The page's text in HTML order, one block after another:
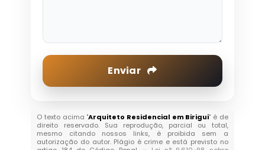
Enviar
O texto acima "Arquiteto Residencial em Birigui" é de
direito reservado. Sua reprodução, parcial ou total,
mesmo citando nossos links, é proibida sem a
autorização do autor. Plágio é crime e está previsto no